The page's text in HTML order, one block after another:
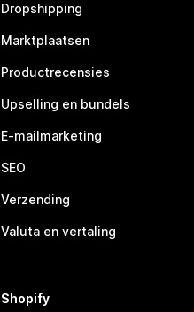
Dropshipping
Marktplaatsen
Productrecensies
Upselling en bundels
E-mailmarketing
SEO
Verzending
Valuta en vertaling
Shopify